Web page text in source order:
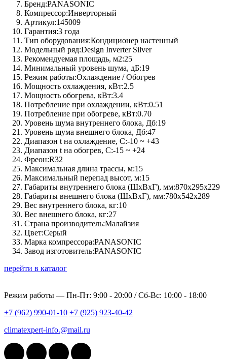
Бренд:PANASONIC
Компрессор:Инверторный
Артикул:145009
Гарантия:3 года
Тип оборудования:Кондиционер настенный
Модельный ряд:Design Inverter Silver
Рекомендуемая площадь, м2:25
Минимальный уровень шума, дБ:19
Режим работы:Охлаждение / Обогрев
Мощность охлаждения, кВт:2.5
Мощность обогрева, кВт:3.4
Потребление при охлаждении, кВт:0.51
Потребление при обогреве, кВт:0.70
Уровень шума внутреннего блока, Дб:19
Уровень шума внешнего блока, Дб:47
Диапазон t на охлаждение, C:-10 ~ +43
Диапазон t на обогрев, C:-15 ~ +24
Фреон:R32
Максимальная длина трассы, м:15
Максимальный перепад высот, м:15
Габариты внутреннего блока (ШхВхГ), мм:870х295х229
Габариты внешнего блока (ШхВхГ), мм:780х542х289
Вес внутреннего блока, кг:10
Вес внешнего блока, кг:27
Страна производитель:Малайзия
Цвет:Серый
Марка компрессора:PANASONIC
Завод изготовитель:PANASONIC
перейти в каталог
Режим работы — Пн-Пт: 9:00 - 20:00 / Сб-Вс: 10:00 - 18:00
+7 (962) 990-01-10 +7 (925) 923-40-42
climatexpert-info.@mail.ru